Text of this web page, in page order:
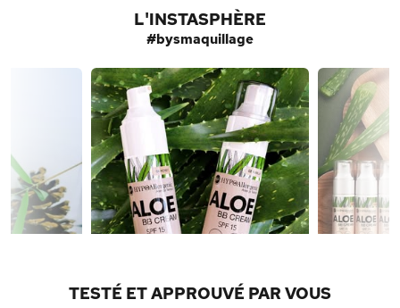
L'INSTASPHÈRE
#bysmaquillage
TESTÉ ET APPROUVÉ PAR VOUS